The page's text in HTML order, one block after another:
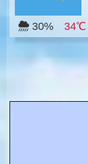
30% 34℃